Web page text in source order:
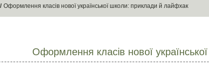
Оформлення класів нової української школи: приклади й лайфхак
Оформлення класів нової